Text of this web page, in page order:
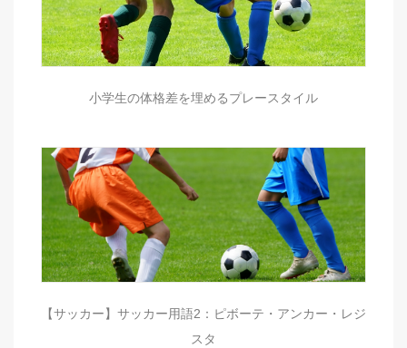
小学生の体格差を埋めるプレースタイル
【サッカー】サッカー用語2：ピボーテ・アンカー・レジ
スタ